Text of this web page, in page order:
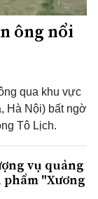
ông nổi
qua khu vực
Hà Nội) bất ngờ
Tô Lịch.
vụ quảng
phẩm "Xương